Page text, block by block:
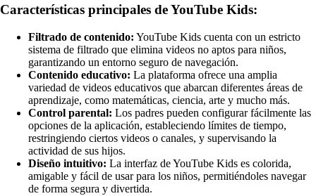
Características principales de YouTube Kids:
Filtrado de contenido: YouTube Kids cuenta con un estricto
sistema de filtrado que elimina videos no aptos para niños,
garantizando un entorno seguro de navegación.
Contenido educativo: La plataforma ofrece una amplia
variedad de videos educativos que abarcan diferentes áreas de
aprendizaje, como matemáticas, ciencia, arte y mucho más.
Control parental: Los padres pueden configurar fácilmente las
opciones de la aplicación, estableciendo límites de tiempo,
restringiendo ciertos videos o canales, y supervisando la
actividad de sus hijos.
Diseño intuitivo: La interfaz de YouTube Kids es colorida,
amigable y fácil de usar para los niños, permitiéndoles navegar
de forma segura y divertida.